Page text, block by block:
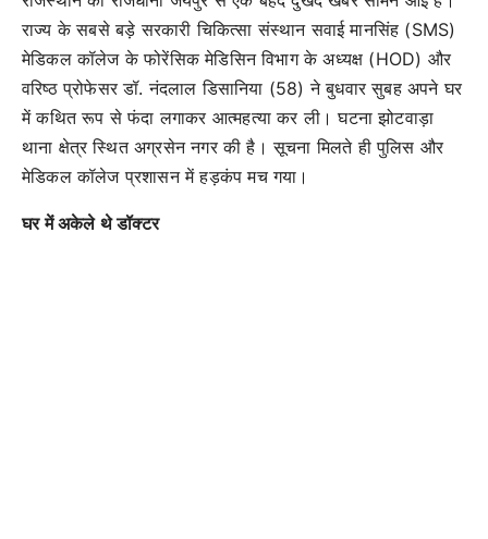
राज्य के सबसे बड़े सरकारी चिकित्सा संस्थान सवाई मानसिंह (SMS)
मेडिकल कॉलेज के फोरेंसिक मेडिसिन विभाग के अध्यक्ष (HOD) और
वरिष्ठ प्रोफेसर डॉ. नंदलाल डिसानिया (58) ने बुधवार सुबह अपने घर
में कथित रूप से फंदा लगाकर आत्महत्या कर ली। घटना झोटवाड़ा
थाना क्षेत्र स्थित अग्रसेन नगर की है। सूचना मिलते ही पुलिस और
मेडिकल कॉलेज प्रशासन में हड़कंप मच गया।
घर में अकेले थे डॉक्टर